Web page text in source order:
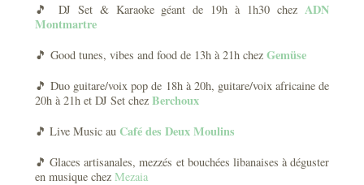
🎵 DJ Set & Karaoke géant de 19h à 1h30 chezADN
Montmartre
🎵 Good tunes, vibes and food de 13h à 21h chez Gemüse
🎵 Duo guitare/voix pop de 18h à 20h, guitare/voix africaine de
20h à 21h et DJ Set chez Berchoux
🎵 Live Music au Café des Deux Moulins
🎵 Glaces artisanales, mezzés et bouchées libanaises à déguster
en musique chez Mezaia